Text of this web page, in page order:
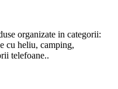
organizate in categorii:
cu heliu, camping,
telefoane..